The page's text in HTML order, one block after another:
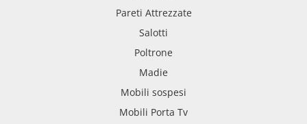
Pareti Attrezzate
Salotti
Poltrone
Madie
Mobili sospesi
Mobili Porta Tv